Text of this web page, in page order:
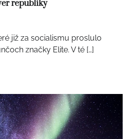
republiky
již za socialismu proslulo
značky Elite. V té […]